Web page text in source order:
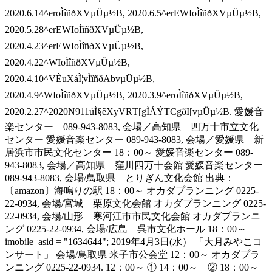
2020.6.14^eroÌîñðXVµÜµ½B, 2020.6.5^erEWIoÌîñðXVµÜµ½B,
2020.5.28^erEWIoÌîñðXVµÜµ½B,
2020.4.23^erEWIoÌîñðXVµÜµ½B,
2020.4.22^WIoÌîñðXVµÜµ½B,
2020.4.10^VÈuXáÌ¦vÌîñðAbvµÜµ½B,
2020.4.9^WIoÌîñðXVµÜµ½B, 2020.3.9^eroÌîñðXVµÜµ½B,
2020.2.27^2020N911úÌ§êXyVRT[gÌÁÝTCgðI[vµÜµ½B. 愛媛音
楽センター 089-943-8083, 会場／高知県 四万十市立文化
センター 愛媛音楽センター 089-943-8083, 会場／愛媛県 新
居浜市市民文化センター 18：00～ 愛媛音楽センター 089-
943-8083, 会場／高知県 窪川四万十会館 愛媛音楽センター
089-943-8083, 会場/鳥取県 とりぎん文化会館 出典：
〔amazon〕海鳴りの駅 18：00～ オカダプランニング 0225-
22-0934, 会場/宮城 栗原文化会館 オカダプランニング 0225-
22-0934, 会場/山形 寒河江市市民文化会館 オカダプランニ
ング 0225-22-0934, 会場/広島 呉市文化ホール 18：00～
imobile_asid = "1634644"; 2019年4月3日(水） 「大月みやこコ
ンサート」 会場/鳥取県 米子市公会堂 12：00～ オカダプラ
ンニング 0225-22-0934. 12：00～ ① 14：00～ ② 18：00～